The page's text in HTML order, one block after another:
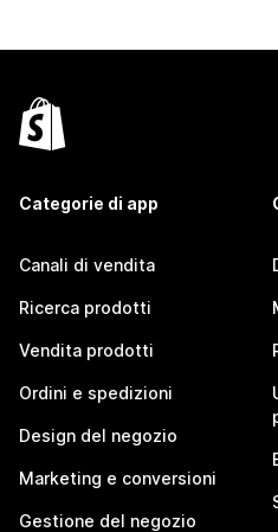
Categorie di app
Canali di vendita
Ricerca prodotti
Vendita prodotti
Ordini e spedizioni
Design del negozio
Marketing e conversioni
Gestione del negozio